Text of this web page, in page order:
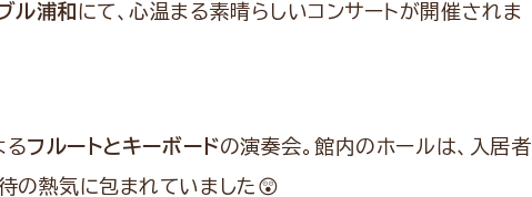
ル浦和にて、心温まる素晴らしいコンサートが開催されま
るフルートとキーボードの演奏会。館内のホールは、入居者
の熱気に包まれていました😲